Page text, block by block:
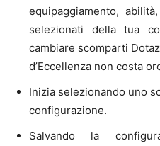
equipaggiamento,
selezionati della tua
cambiare scomparti
d’Eccellenza non costa
Inizia selezionando uno
configurazione.
Salvando la